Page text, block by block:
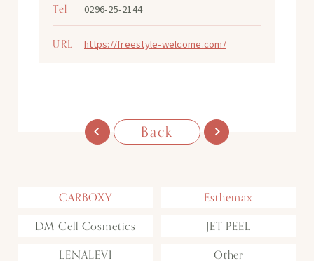
Tel 0296-25-2144
URL https://freestyle-welcome.com/
Back
CARBOXY
Esthemax
DM Cell Cosmetics
JET PEEL
LENALEVI
Other